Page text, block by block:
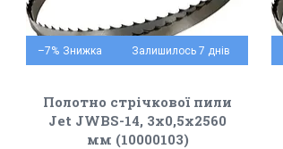
–7% Залишилось 7 днів
Полотно стрічкової пили
Jet JWBS-14, 3х0,5х2560
мм (10000103)